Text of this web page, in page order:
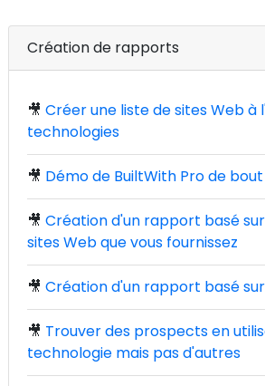
Création de rapports
🎥 Créer une liste de sites Web à
technologies
🎥 Démo de BuiltWith Pro de
🎥 Création d'un rapport basé
sites Web que vous fournissez
🎥 Création d'un rapport basé
🎥 Trouver des prospects en
technologie mais pas d'autres